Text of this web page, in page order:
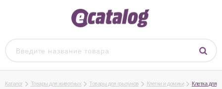
Каталог Товары для животных Товары для грызунов Клетки и домики
Клетка для